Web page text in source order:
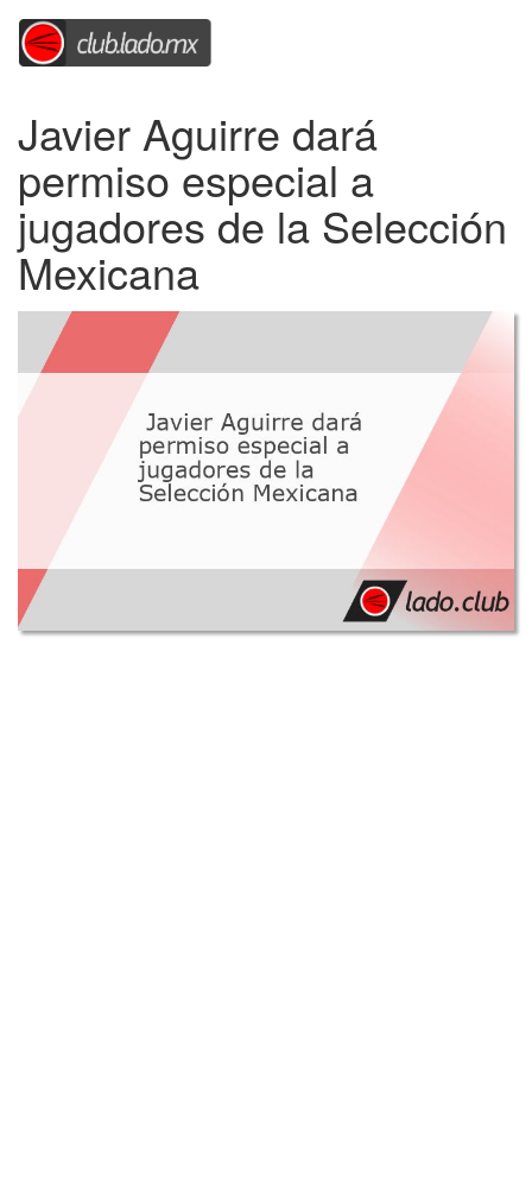
Javier Aguirre dará
permiso especial a
jugadores de la Selección
Mexicana